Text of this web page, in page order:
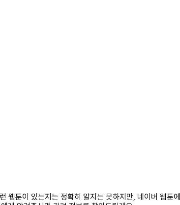
웹툰이 있는지는 정확히 알지는 못하지만, 네이버 웹툰